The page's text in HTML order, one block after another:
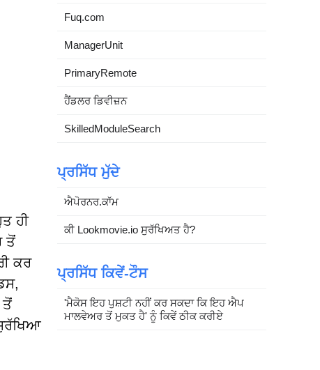
ਹੀ
ਤੋਂ
ਕਰ
ਤੋਂ
Fuq.com
ManagerUnit
PrimaryRemote
ਹੈਂਡਲਰ ਡਿਵੀਜ਼ਨ
SkilledModuleSearch
ਪ੍ਰਸਿੱਧ ਮੁੱਦੇ
ਐਪੋਰਨਰ.ਕਾੱਮ
ਕੀ Lookmovie.io ਸੁਰੱਖਿਅਤ ਹੈ?
ਪ੍ਰਸਿੱਧ ਕਿਵੇਂ-ਟੌਸ
'ਮੈਕੋਸ ਇਹ ਪੁਸ਼ਟੀ ਨਹੀਂ ਕਰ ਸਕਦਾ ਕਿ ਇਹ ਐਪ
ਮਾਲਵੇਅਰ ਤੋਂ ਮੁਕਤ ਹੈ' ਨੂੰ ਕਿਵੇਂ ਠੀਕ ਕਰੀਏ